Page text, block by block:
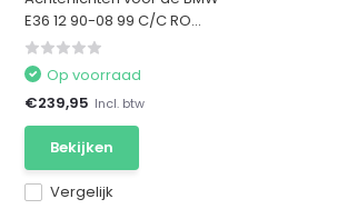
E36 12 90-08 99 C/C RO...
Vergelijk
Op voorraad
€239,95 Incl. btw
Bekijken